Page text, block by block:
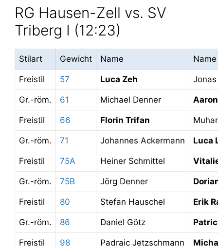
RG Hausen-Zell vs. SV
Triberg I (12:23)
Stilart Gewicht Name Name
Freistil 57 Luca Zeh
Gr.-röm. 61 Michael Denner
Freistil 66 Florin Trifan
Gr.-röm. 71 Johannes Ackermann Luca
Freistil 75A Heiner Schmittel
Gr.-röm. 75B Jörg Denner
Freistil 80 Stefan Hauschel Erik
Gr.-röm. 86 Daniel Götz
Freistil 98 Padraic Jetzschmann